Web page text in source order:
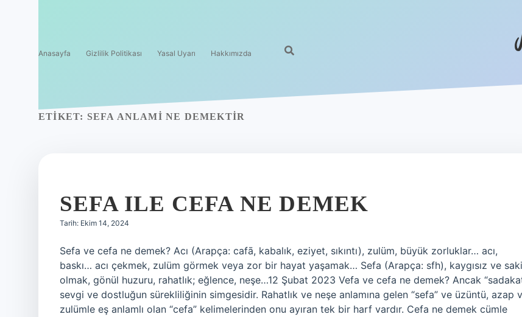
Anasayfa Gizlilik Politikası Yasal Uyarı Hakkımızda
ETIKET: SEFA ANLAMI NE DEMEKTIR
SEFA ILE CEFA NE DEMEK
Tarih: Ekim 14, 2024
Sefa ve cefa ne demek? Acı (Arapça: cafā, kabalık, eziyet, sıkıntı), zulüm, büyük zorluklar… acı,
baskı… acı çekmek, zulüm görmek veya zor bir hayat yaşamak… Sefa (Arapça: sfh), kaygısız ve
olmak, gönül huzuru, rahatlık; eğlence, neşe…12 Şubat 2023 Vefa ve cefa ne demek? Ancak
sevgi ve dostluğun sürekliliğinin simgesidir. Rahatlık ve neşe anlamına gelen “sefa” ve üzüntü, azap
zulümle eş anlamlı olan “cefa” kelimelerinden onu ayıran tek bir harf vardır. Cefa ne demek cümle